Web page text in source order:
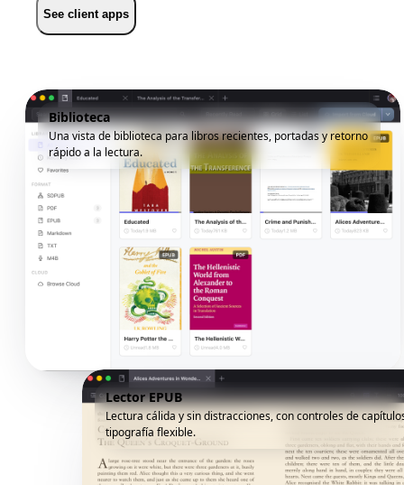
See client apps
Biblioteca
Una vista de biblioteca para libros recientes, portadas y retorno
rápido a la lectura.
Lector EPUB
Lectura cálida y sin distracciones, con controles de
tipografía flexible.